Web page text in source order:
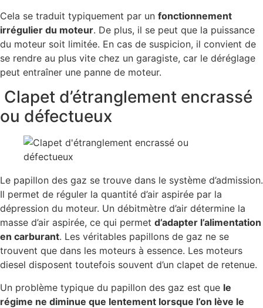
Cela se traduit typiquement par un fonctionnement
irrégulier du moteur. De plus, il se peut que la puissance
du moteur soit limitée. En cas de suspicion, il convient de
se rendre au plus vite chez un garagiste, car le déréglage
peut entraîner une panne de moteur.
Clapet d’étranglement encrassé
ou défectueux
Le papillon des gaz se trouve dans le système d’admission.
Il permet de réguler la quantité d’air aspirée par la
dépression du moteur. Un débitmètre d’air détermine la
masse d’air aspirée, ce qui permet d’adapter l’alimentation
en carburant. Les véritables papillons de gaz ne se
trouvent que dans les moteurs à essence. Les moteurs
diesel disposent toutefois souvent d’un clapet de retenue.
Un problème typique du papillon des gaz est que le
régime ne diminue que lentement lorsque l’on lève le